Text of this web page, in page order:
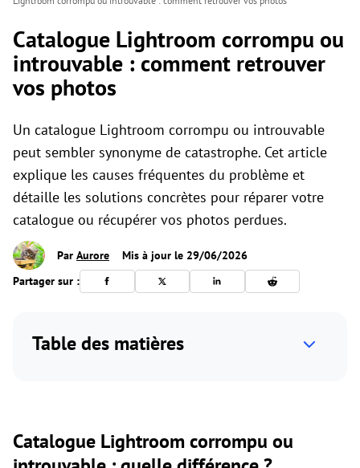
Catalogue Lightroom corrompu ou
introuvable : comment retrouver
vos photos
Un catalogue Lightroom corrompu ou introuvable
peut sembler synonyme de catastrophe. Cet article
explique les causes fréquentes du problème et
détaille les solutions concrètes pour réparer votre
catalogue ou récupérer vos photos perdues.
Par Aurore
Mis à jour le 29/06/2026
Partager sur :
Table des matières
Catalogue Lightroom corrompu ou